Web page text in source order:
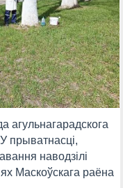
агульнагарадскога
прыватнасці,
наводзілі
Маскоўскага раёна